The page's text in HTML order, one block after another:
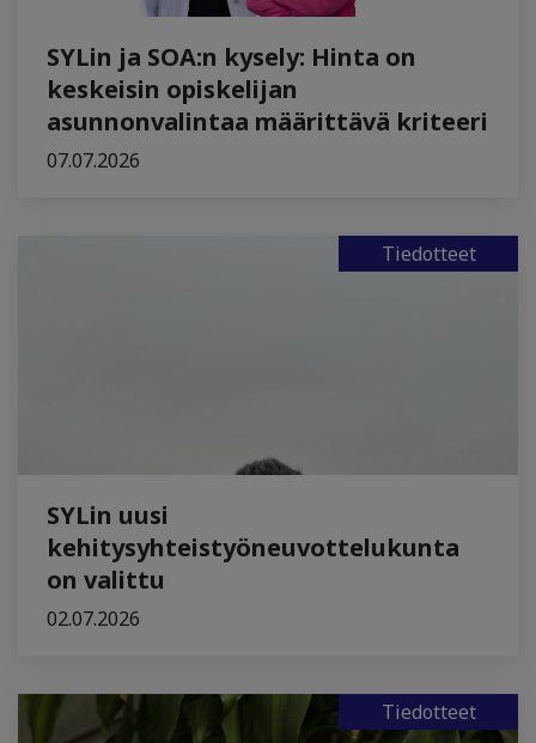
SYLin ja SOA:n kysely: Hinta on
keskeisin opiskelijan
asunnonvalintaa määrittävä kriteeri
07.07.2026
Tiedotteet
SYLin uusi
kehitysyhteistyöneuvottelukunta
on valittu
02.07.2026
Tiedotteet